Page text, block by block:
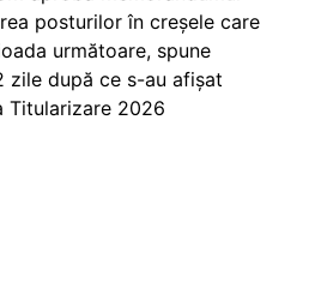
posturilor în creșele care
următoare, spune
zile după ce s-au afișat
Titularizare 2026